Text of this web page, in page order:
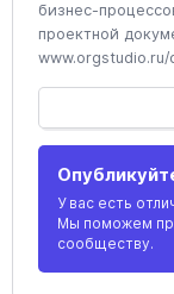
бизнес-
проектной
У вас есть
Мы поможем
сообществу.